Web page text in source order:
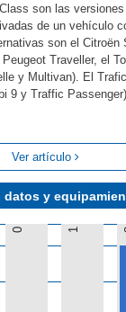
datos y
0 1
son las
de un vehículo
son el Citroën
Traveller, el
y Multivan). El
9 y Traffic
Ver artículo